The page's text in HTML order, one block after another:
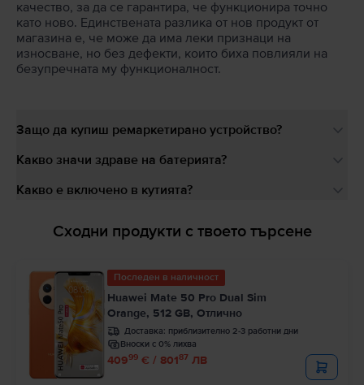
качество, за да се гарантира, че функционира точно
като ново. Единствената разлика от нов продукт от
магазина е, че може да има леки признаци на
износване, но без дефекти, които биха повлияли на
безупречната му функционалност.
Защо да купиш ремаркетирано устройство?
Какво значи здраве на батерията?
Какво е включено в кутията?
Сходни продукти с твоето търсене
Последен в наличност
Huawei Mate 50 Pro Dual Sim
Orange, 512 GB, Отлично
Доставка: приблизително 2-3 работни дни
Вноски с 0% лихва
40999 € / 80187 ЛВ